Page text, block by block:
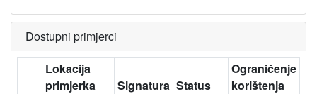
Dostupni primjerci
Lokacija
primjerka
Signatura Status
Ograničenje
korištenja